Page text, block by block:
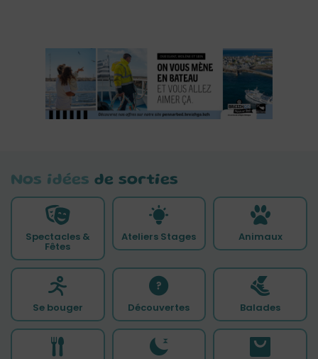
Nos idées de sorties
Spectacles &
Fêtes
Ateliers Stages Animaux
Se bouger Découvertes Balades